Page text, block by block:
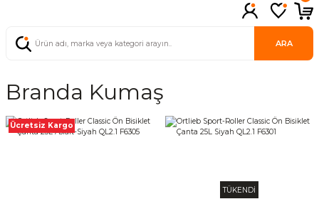
ARA
Branda Kumaş
Ücretsiz Kargo
TÜKENDİ